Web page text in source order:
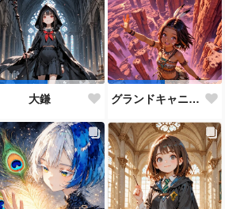
大鎌 グランドキャニオン